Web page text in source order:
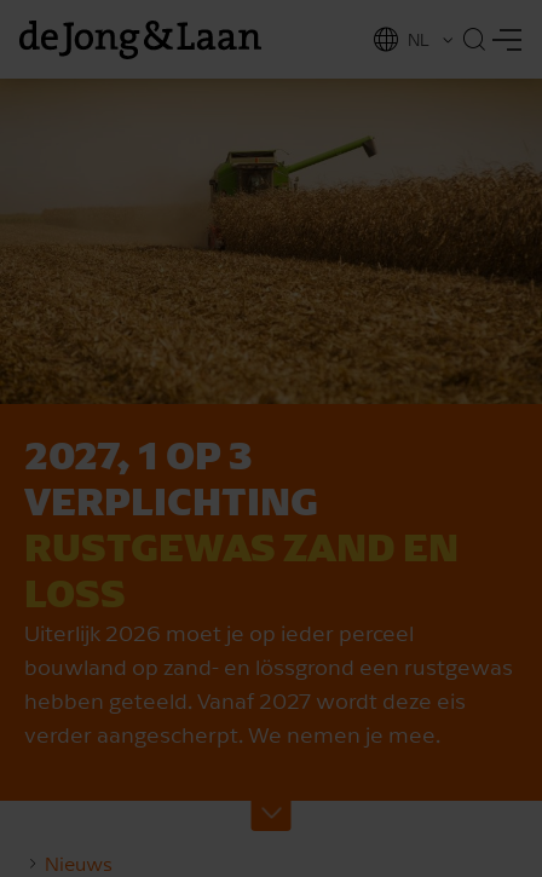
NL
EN
2027, 1 OP 3
VERPLICHTING
RUSTGEWAS ZAND EN
LOSS
Uiterlijk 2026 moet je op ieder perceel
bouwland op zand- en lössgrond een rustgewas
hebben geteeld. Vanaf 2027 wordt deze eis
verder aangescherpt. We nemen je mee.
Nieuws